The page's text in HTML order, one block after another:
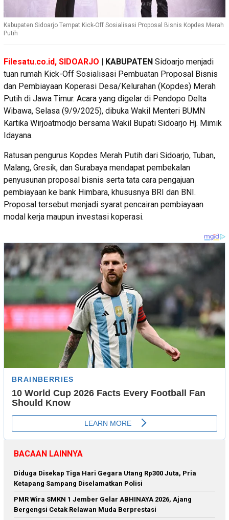
Kabupaten Sidoarjo Tempat Kick-Off Sosialisasi Proposal Bisnis Kopdes Merah
Putih
Filesatu.co.id, SIDOARJO | KABUPATEN Sidoarjo menjadi
tuan rumah Kick-Off Sosialisasi Pembuatan Proposal Bisnis
dan Pembiayaan Koperasi Desa/Kelurahan (Kopdes) Merah
Putih di Jawa Timur. Acara yang digelar di Pendopo Delta
Wibawa, Selasa (9/9/2025), dibuka Wakil Menteri BUMN
Kartika Wirjoatmodjo bersama Wakil Bupati Sidoarjo Hj. Mimik
Idayana.
Ratusan pengurus Kopdes Merah Putih dari Sidoarjo, Tuban,
Malang, Gresik, dan Surabaya mendapat pembekalan
penyusunan proposal bisnis serta tata cara pengajuan
pembiayaan ke bank Himbara, khususnya BRI dan BNI.
Proposal tersebut menjadi syarat pencairan pembiayaan
modal kerja maupun investasi koperasi.
BACAAN LAINNYA
Diduga Disekap Tiga Hari Gegara Utang Rp300 Juta, Pria
Ketapang Sampang Diselamatkan Polisi
PMR Wira SMKN 1 Jember Gelar ABHINAYA 2026, Ajang
Bergengsi Cetak Relawan Muda Berprestasi